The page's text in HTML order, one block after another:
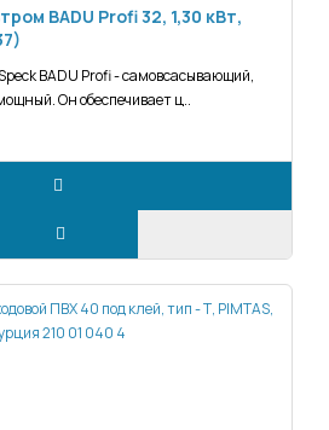
BADU Profi 32, 1,30 кВт,
BADU Profi - самовсасывающий,
Он обеспечивает ц..